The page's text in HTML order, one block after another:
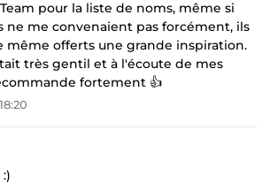
pour la liste de noms, même si
ne me convenaient pas forcément, ils
même offerts une grande inspiration.
très gentil et à l'écoute de mes
fortement 👍